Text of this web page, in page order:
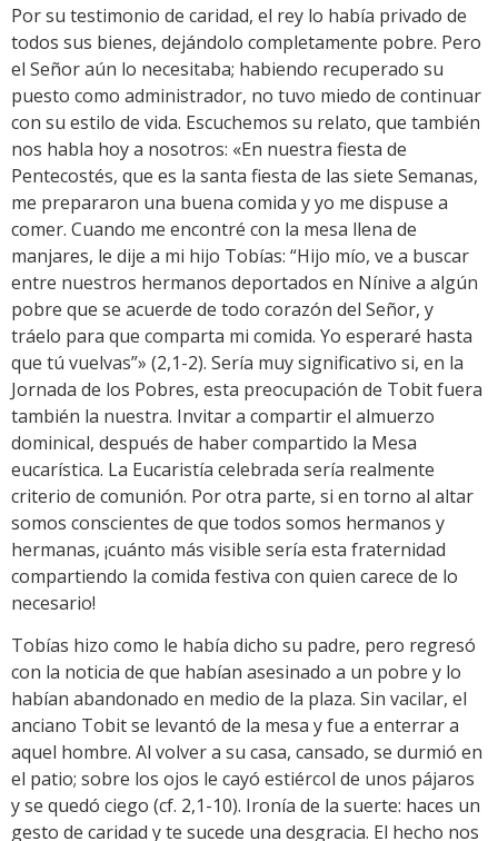
Por su testimonio de caridad, el rey lo había privado de
todos sus bienes, dejándolo completamente pobre. Pero
el Señor aún lo necesitaba; habiendo recuperado su
puesto como administrador, no tuvo miedo de continuar
con su estilo de vida. Escuchemos su relato, que también
nos habla hoy a nosotros: «En nuestra fiesta de
Pentecostés, que es la santa fiesta de las siete Semanas,
me prepararon una buena comida y yo me dispuse a
comer. Cuando me encontré con la mesa llena de
manjares, le dije a mi hijo Tobías: “Hijo mío, ve a buscar
entre nuestros hermanos deportados en Nínive a algún
pobre que se acuerde de todo corazón del Señor, y
tráelo para que comparta mi comida. Yo esperaré hasta
que tú vuelvas”» (2,1-2). Sería muy significativo si, en la
Jornada de los Pobres, esta preocupación de Tobit fuera
también la nuestra. Invitar a compartir el almuerzo
dominical, después de haber compartido la Mesa
eucarística. La Eucaristía celebrada sería realmente
criterio de comunión. Por otra parte, si en torno al altar
somos conscientes de que todos somos hermanos y
hermanas, ¡cuánto más visible sería esta fraternidad
compartiendo la comida festiva con quien carece de lo
necesario!
Tobías hizo como le había dicho su padre, pero regresó
con la noticia de que habían asesinado a un pobre y lo
habían abandonado en medio de la plaza. Sin vacilar, el
anciano Tobit se levantó de la mesa y fue a enterrar a
aquel hombre. Al volver a su casa, cansado, se durmió en
el patio; sobre los ojos le cayó estiércol de unos pájaros
y se quedó ciego (cf. 2,1-10). Ironía de la suerte: haces un
gesto de caridad y te sucede una desgracia. El hecho nos